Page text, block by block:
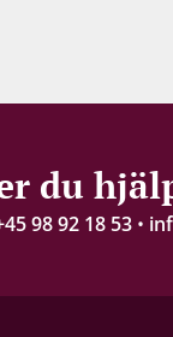
du
98 92 18 53 •